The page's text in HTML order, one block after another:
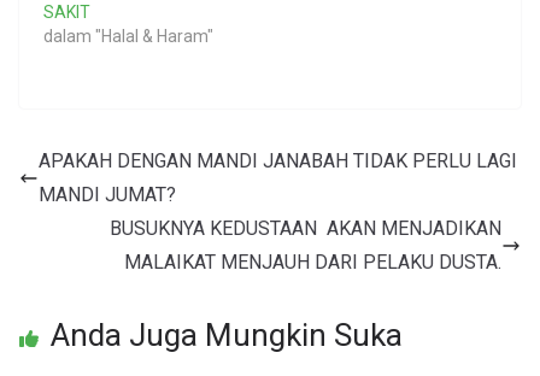
SAKIT
dalam "Halal & Haram"
APAKAH DENGAN MANDI JANABAH TIDAK PERLU LAGI
MANDI JUMAT?
BUSUKNYA KEDUSTAAN AKAN MENJADIKAN
MALAIKAT MENJAUH DARI PELAKU DUSTA.
Anda Juga Mungkin Suka